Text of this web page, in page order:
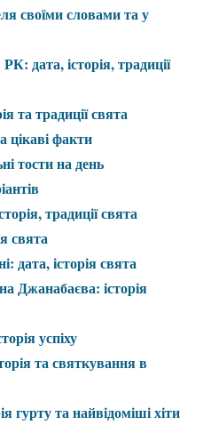
своїми словами та у
дата, історія, традиції
та традиції свята
цікаві факти
тости на день
традиції свята
свята
дата, історія свята
Джанабаєва: історія
успіху
та святкування в
гурту та найвідоміші хіти